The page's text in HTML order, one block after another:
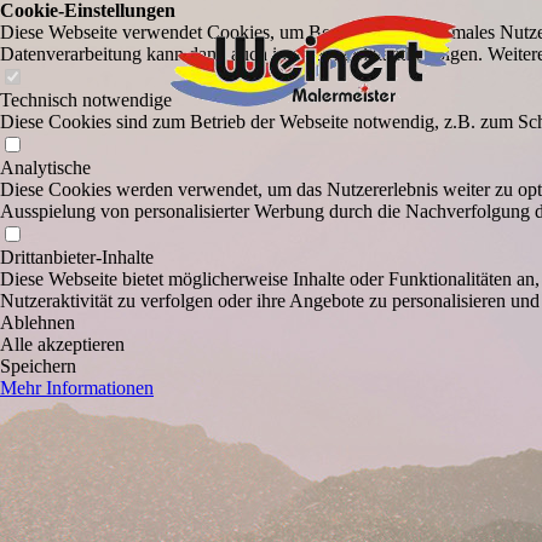
Cookie-Einstellungen
Diese Webseite verwendet Cookies, um Besuchern ein optimales
Datenverarbeitung kann dann auch in einem Drittland erfolgen.
Technisch notwendige
Diese Cookies sind zum Betrieb der Webseite notwendig, z.B. zum
Analytische
Diese Cookies werden verwendet, um das Nutzererlebnis weiter zu
Ausspielung von personalisierter Werbung durch die Nachverfolgung
Drittanbieter-Inhalte
Diese Webseite bietet möglicherweise Inhalte oder Funktionalitäten
Nutzeraktivität zu verfolgen oder ihre Angebote zu personalisieren
Ablehnen
Alle akzeptieren
Speichern
Mehr Informationen